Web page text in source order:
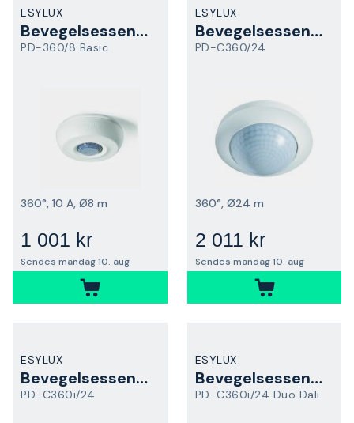
ESYLUX
Bevegelsessensor
PD-360/8 Basic
360°, 10 A, Ø8 m
1 001 kr
Sendes mandag 10. aug
ESYLUX
Bevegelsessensor
PD-C360/24
360°, Ø24 m
2 011 kr
Sendes mandag 10. aug
ESYLUX
Bevegelsessensor
PD-C360i/24
ESYLUX
Bevegelsessensor
PD-C360i/24 Duo Dali